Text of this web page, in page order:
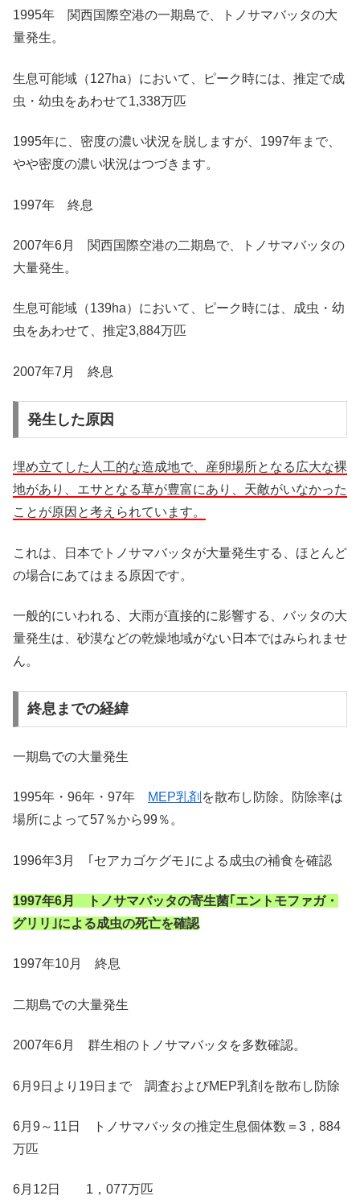
1995年 関西国際空港の一期島で、トノサマバッタの大
量発生。
生息可能域（127ha）において、ピーク時には、推定で成
虫・幼虫をあわせて1,338万匹
1995年に、密度の濃い状況を脱しますが、1997年まで、
やや密度の濃い状況はつづきます。
1997年 終息
2007年6月 関西国際空港の二期島で、トノサマバッタの
大量発生。
生息可能域（139ha）において、ピーク時には、成虫・幼
虫をあわせて、推定3,884万匹
2007年7月 終息
発生した原因
埋め立てした人工的な造成地で、産卵場所となる広大な裸
地があり、エサとなる草が豊富にあり、天敵がいなかった
ことが原因と考えられています。
これは、日本でトノサマバッタが大量発生する、ほとんど
の場合にあてはまる原因です。
一般的にいわれる、大雨が直接的に影響する、バッタの大
量発生は、砂漠などの乾燥地域がない日本ではみられませ
ん。
終息までの経緯
一期島での大量発生
1995年・96年・97年 MEP乳剤 を散布し防除。防除率は
場所によって57％から99％。
1996年3月 ｢セアカゴケグモ｣による成虫の補食を確認
1997年6月 トノサマバッタの寄生菌｢エントモファガ・
グリリ｣による成虫の死亡を確認
1997年10月 終息
二期島での大量発生
2007年6月 群生相のトノサマバッタを多数確認。
6月9日より19日まで 調査およびMEP乳剤を散布し防除
6月9～11日 トノサマバッタの推定生息個体数＝3，884
万匹
6月12日 1，077万匹